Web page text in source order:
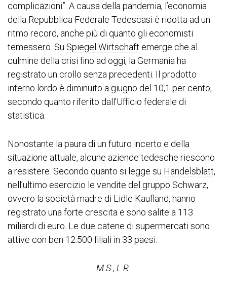
complicazioni”. A causa della pandemia, l’economia
della Repubblica Federale Tedescasi è ridotta ad un
ritmo record, anche più di quanto gli economisti
temessero. Su Spiegel Wirtschaft emerge che al
culmine della crisi fino ad oggi, la Germania ha
registrato un crollo senza precedenti. Il prodotto
interno lordo è diminuito a giugno del 10,1 per cento,
secondo quanto riferito dall’Ufficio federale di
statistica.
Nonostante la paura di un futuro incerto e della
situazione attuale, alcune aziende tedesche riescono
a resistere. Secondo quanto si legge su Handelsblatt,
nell’ultimo esercizio le vendite del gruppo Schwarz,
ovvero la società madre di Lidle Kaufland, hanno
registrato una forte crescita e sono salite a 113
miliardi di euro. Le due catene di supermercati sono
attive con ben 12.500 filiali in 33 paesi.
M.S., L.R.